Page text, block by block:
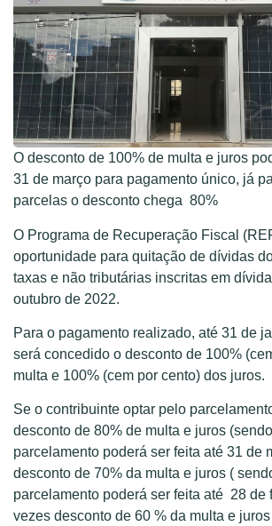
O desconto de 100% de multa e juros
31 de março para pagamento único, já
parcelas o desconto chega 80%
O Programa de Recuperação Fiscal
oportunidade para quitação de dívidas
taxas e não tributárias inscritas em
outubro de 2022.
Para o pagamento realizado, até 31 de
será concedido o desconto de 100%
multa e 100% (cem por cento) dos juros.
Se o contribuinte optar pelo
desconto de 80% de multa e juros
parcelamento poderá ser feita até 31 de
desconto de 70% da multa e juros (
parcelamento poderá ser feita até 28 de
vezes desconto de 60 % da multa e